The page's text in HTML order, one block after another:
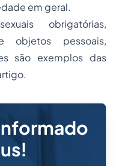
em geral.
obrigatórias,
objetos pessoais,
são exemplos das